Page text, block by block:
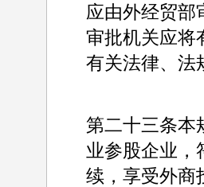
应由外经贸部
审批机关应将
有关法律、法
第二十三条本
业参股企业，
续，享受外商